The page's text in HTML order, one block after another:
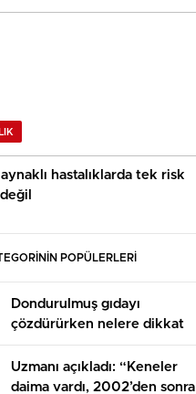
hastalıklarda tek risk
POPÜLERLERİ
Dondurulmuş gıdayı
çözdürürken nelere dikkat
etmek gerekir? Uzmanı
açıkladı
Uzmanı açıkladı: “Keneler
daima vardı, 2002’den sonra